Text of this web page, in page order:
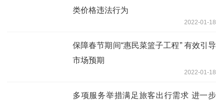
类价格违法行为
2022-01-18
保障春节期间“惠民菜篮子工程” 有效引导
市场预期
2022-01-18
多项服务举措满足旅客出行需求 进一步